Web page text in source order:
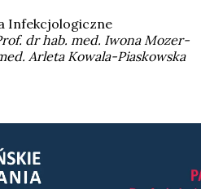
Infekcjologiczne
dr hab. med. Iwona Mozer-
Arleta Kowala-Piaskowska